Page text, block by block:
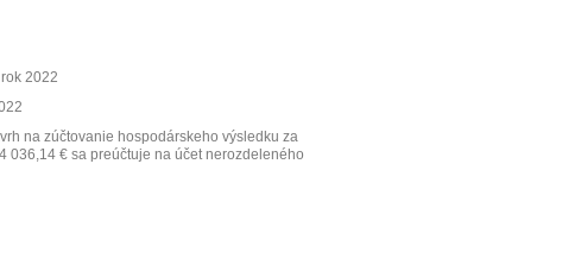
2022
na zúčtovanie hospodárskeho výsledku za
036,14 € sa preúčtuje na účet nerozdeleného